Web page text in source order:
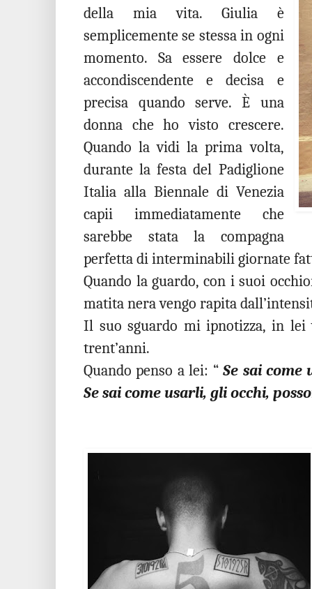
della mia vita. Giulia è
semplicemente se stessa in ogni
momento. Sa essere dolce e
accondiscendente e decisa e
precisa quando serve. È una
donna che ho visto crescere.
Quando la vidi la prima volta,
durante la festa del Padiglione
Italia alla Biennale di Venezia
capii immediatamente che
sarebbe stata la compagna
perfetta di interminabili giornate
Quando la guardo, con i suoi
matita nera vengo rapita
Il suo sguardo mi ipnotizza, in lei
trent’anni.
Quando penso a lei: “ Se sai come
Se sai come usarli, gli occhi,